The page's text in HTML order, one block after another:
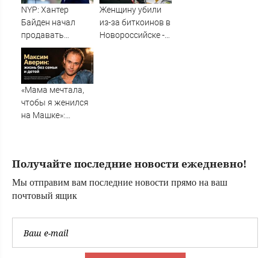
воскресенье, 9
августа
NYP: Хантер
Байден начал
продавать
собственные
картины из-за
долгов
Женщину убили
из-за биткоинов в
Новороссийске -
«Мама мечтала,
чтобы я женился
на Машке»:
официального
TVCenter.ru
Получайте последние новости ежедневно!
Мы отправим вам последние новости прямо на ваш
почтовый ящик